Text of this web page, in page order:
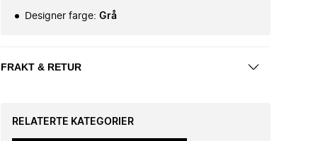
Designer farge: Grå
FRAKT & RETUR
RELATERTE KATEGORIER